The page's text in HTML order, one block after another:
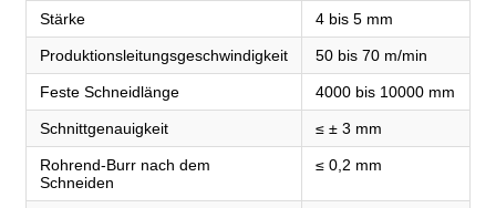
Stärke 4 bis 5 mm
Produktionsleitungsgeschwindigkeit 50 bis 70 m/min
Feste Schneidlänge 4000 bis 10000 mm
Schnittgenauigkeit ≤ ± 3 mm
Rohrend-Burr nach dem
Schneiden
≤ 0,2 mm